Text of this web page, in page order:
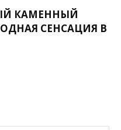
КАМЕННЫЙ
СЕНСАЦИЯ В